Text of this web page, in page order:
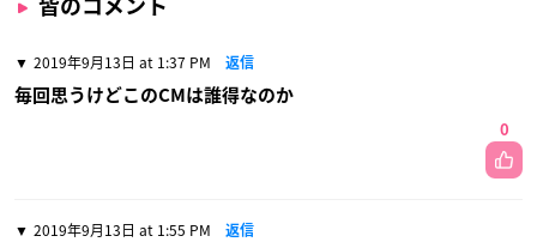
皆のコメント
2019年9月13日 at 1:37 PM 返信
毎回思うけどこのCMは誰得なのか
0
2019年9月13日 at 1:55 PM 返信